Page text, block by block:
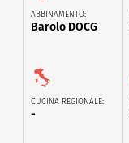
ABBINAMENTO:
Barolo DOCG
CUCINA REGIONALE:
-